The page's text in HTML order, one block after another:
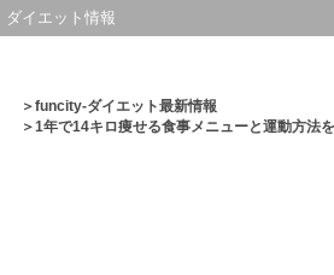
ダイエット情報
＞funcity-ダイエット最新情報
＞1年で14キロ痩せる食事メニューと運動方法